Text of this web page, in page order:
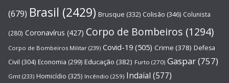
(679) Brasil (2429) Brusque (332) Colisão (346) Colunista
(280) Coronavírus (427) Corpo de Bombeiros (1294)
Corpo de Bombeiros Militar (239) Covid-19 (505) Crime (378) Defesa
Civil (304) Economia (299) Educação (382) Furto (270) Gaspar(757)
Gmt (233) Homicídio (325) Incêndio (259) Indaial (577)